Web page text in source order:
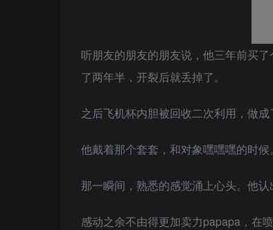
听朋友的朋友的朋友说，他三年前买
了两年半，开裂后就丢掉了。
之后飞机杯内胆被回收二次利用，做成
他戴着那个套套，和对象嘿嘿嘿的时候。
那一瞬间，熟悉的感觉涌上心头。他
感动之余不由得更加卖力papapa，在